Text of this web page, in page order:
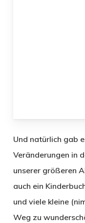
Und natürlich gab
Veränderungen in
unserer größeren
auch ein
und viele kleine
Weg zu